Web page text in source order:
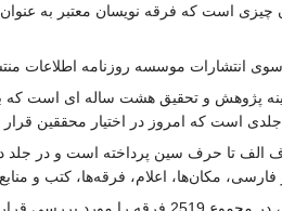
چیزی است که فرقه نویسان معتبر به
انتشارات موسسه روزنامه اطلاعات
پژوهش و تحقیق هشت ساله ای است که
است که امروز در اختیار محققین قرار
الف تا حرف سین پرداخته است و در
مکان‌ها، اعلام، فرقه‌ها، کتب و منابع.
این کتاب که در چاپ چهارم به ویراست